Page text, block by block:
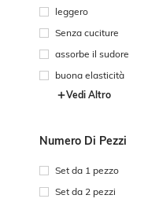
leggero
Senza cuciture
assorbe il sudore
buona elasticità
Vedi Altro
Numero Di Pezzi
Set da 1 pezzo
Set da 2 pezzi